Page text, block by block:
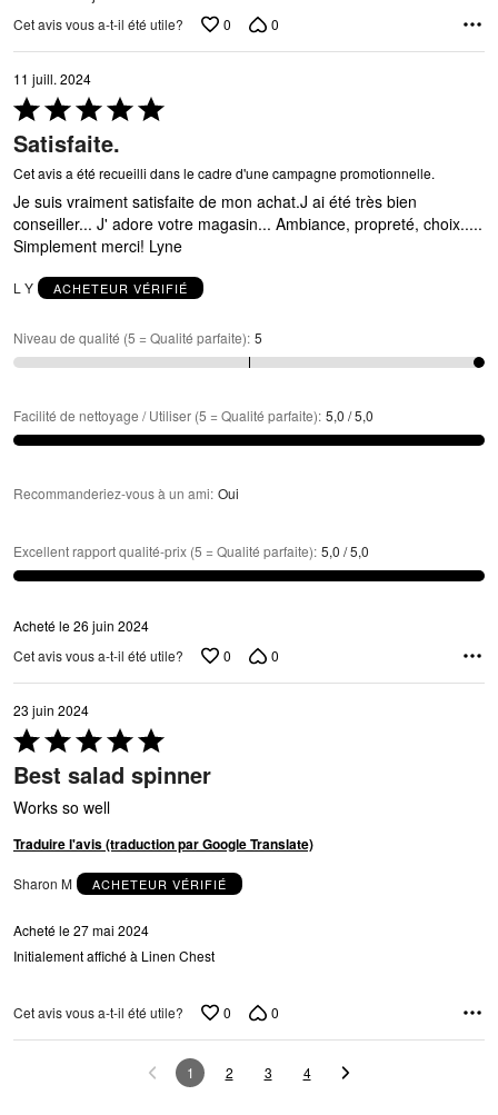
Cet avis vous a-t-il été utile?
0 0
11 juill. 2024
Coté
5 sur
5
Satisfaite.
Cet avis a été recueilli dans le cadre d'une campagne promotionnelle.
Je suis vraiment satisfaite de mon achat.J ai été très bien
conseiller... J' adore votre magasin... Ambiance, propreté, choix.....
Simplement merci! Lyne
L Y ACHETEUR VÉRIFIÉ
Niveau de qualité (5 = Qualité parfaite): 5
Facilité de nettoyage / Utiliser (5 = Qualité parfaite): 5,0 / 5,0
Recommanderiez-vous à un ami: Oui
Excellent rapport qualité-prix (5 = Qualité parfaite): 5,0 / 5,0
Acheté le 26 juin 2024
Cet avis vous a-t-il été utile?
0 0
23 juin 2024
Coté
5 sur
5
Best salad spinner
Works so well
Traduire l'avis (traduction par Google Translate)
Sharon M ACHETEUR VÉRIFIÉ
Acheté le 27 mai 2024
Initialement affiché à Linen Chest
Cet avis vous a-t-il été utile? 0 0
1 2 3 4